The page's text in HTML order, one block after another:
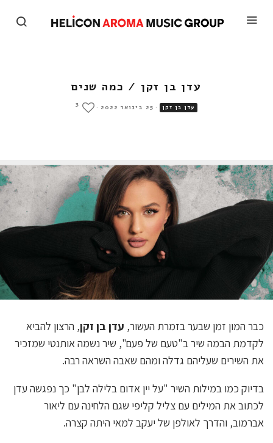
עדן בן זקן / כמה שנים
עדן בן זקן · 25 בינואר 2022 ·
3
כבר המון זמן שבער בזמרת העשור, עדן בן זקן, הרצון להביא
לקדמת הבמה שיר ב"טעם של פעם", שיר נשמה אותנטי שמזכיר
את השירים שעליהם גדלה ומהם שאבה השראה רבה.
בדיוק כמו במילות השיר "על יין אדום בלילה לבן" כך נפגשה עדן
לכתוב את המילים עם צליל קליפי שגם הלחינה עם ליאור
אברמוב, והדרך לאולפן של יעקב למאי היתה קצרה.